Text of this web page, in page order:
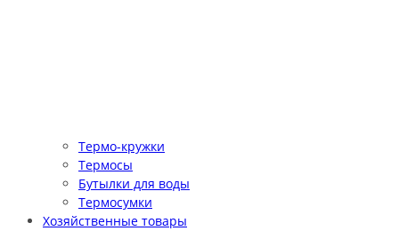
Термо-кружки
Термосы
Бутылки для воды
Термосумки
Хозяйственные товары